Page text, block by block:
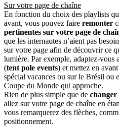
Sur votre page de chaîne
En fonction du choix des playlists
avant, vous pouvez faire remonter
pertinentes sur votre page de
que les internautes n’aient pas
sur votre page afin de découvrir ce
lumière. Par exemple, adaptez-vous
(tent pole events) et mettez en
spécial vacances ou sur le Brésil ou
Coupe du Monde qui approche.
Rien de plus simple que de changer
allez sur votre page de chaîne en
vous remarquerez des flèches,
positionnement.